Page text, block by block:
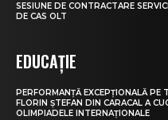
SESIUNE DE CONTRACTARE
DE CAS OLT
EDUCAȚIE
PERFORMANȚĂ EXCEPȚIONALĂ PE
FLORIN ȘTEFAN DIN CARACAL A
OLIMPIADELE INTERNAȚIONALE